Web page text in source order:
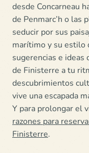
desde Concarneau
de Penmarc’h o las
seducir por sus
marítimo y su estilo
sugerencias e ideas
de Finisterre a tu
descubrimientos
vive una escapada
Y para prolongar el
razones para
Finisterre.